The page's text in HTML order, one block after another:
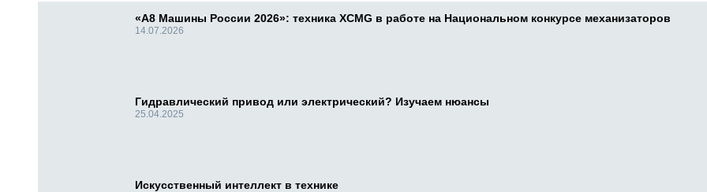
«А8 Машины России 2026»: техника XCMG в работе на Национальном конкурсе механизаторов
14.07.2026
Гидравлический привод или электрический? Изучаем нюансы
25.04.2025
Искусственный интеллект в технике